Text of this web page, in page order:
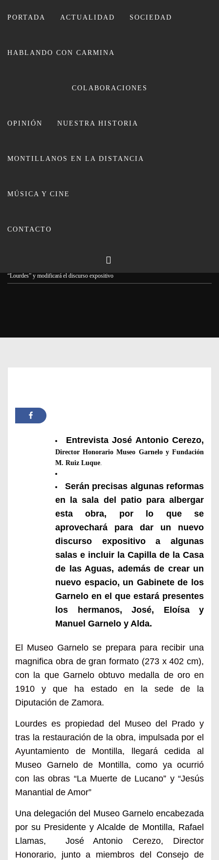
PORTADA ACTUALIDAD SOCIEDAD
HABLANDO CON CARMINA
COLABORACIONES
OPINIÓN NUESTRA HISTORIA
MONTILLANOS EN LA DISTANCIA
MÚSICA Y CINE
CONTACTO
CARMINA LEIVA
Entrevista// El Museo Garnelo se
“Lourdes” y modificará el discurso expositivo
Entrevista José Antonio Cerezo,
Director Honorario Museo Garnelo y Fundación
M. Ruiz Luque.
Serán precisas algunas reformas
en la sala del patio para albergar
esta obra, por lo que se
aprovechará para dar un nuevo
discurso expositivo a algunas
salas e incluir la Capilla de la Casa
de las Aguas, además de crear un
nuevo espacio, un Gabinete de los
Garnelo en el que estará presentes
los hermanos, José, Eloísay
Manuel Garnelo y Alda.
El Museo Garnelo se prepara para recibir una
magnifica obra de gran formato (273 x 402 cm),
con la que Garnelo obtuvo medalla de oro en
1910 y que ha estado en la sede de la
Diputación de Zamora.
Lourdes es propiedad del Museo del Prado y
tras la restauración de la obra, impulsada por el
Ayuntamiento de Montilla, llegará cedida al
Museo Garnelo de Montilla, como ya ocurrió
con las obras “La Muerte de Lucano” y “Jesús
Manantial de Amor”
Una delegación del Museo Garnelo encabezada
por su Presidente y Alcalde de Montilla, Rafael
Llamas, José Antonio Cerezo, Director
Honorario, junto a miembros del Consejo de